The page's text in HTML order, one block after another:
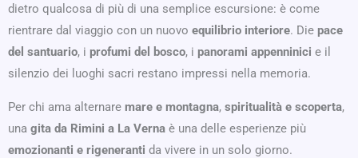
dietro qualcosa di più di una semplice escursione: è come
rientrare dal viaggio con un nuovo equilibrio interiore. Die pace
del santuario, i profumi del bosco, i panorami appenninici e il
silenzio dei luoghi sacri restano impressi nella memoria.
Per chi ama alternare mare e montagna, spiritualità e scoperta,
una gita da Rimini a La Verna è una delle esperienze più
emozionanti e rigeneranti da vivere in un solo giorno.